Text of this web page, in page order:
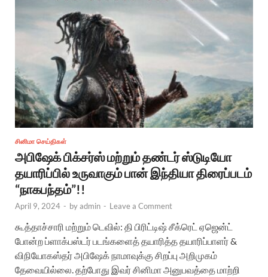
சினிமா செய்திகள்
அபிஷேக் பிக்சர்ஸ் மற்றும் தண்டர் ஸ்டுடியோ
தயாரிப்பில் உருவாகும் பான் இந்தியா திரைப்படம்
“நாகபந்தம்”!!
April 9, 2024 - byadmin - Leave a Comment
கூத்தாச்சாரி மற்றும் டெவில்: தி பிரிட்டிஷ் சீக்ரெட் ஏஜென்ட்
போன்ற ப்ளாக்பஸ்டர் படங்களைத் தயாரித்த தயாரிப்பாளர் &
விநியோகஸ்தர் அபிஷேக் நாமாவுக்கு சிறப்பு அறிமுகம்
தேவையில்லை. தற்போது இவர் சினிமா அனுபவத்தை மாற்றி